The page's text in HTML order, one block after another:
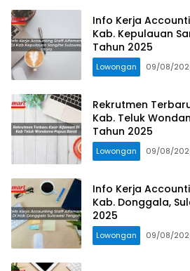
Info Kerja
Kab. Kepulauan
Tahun 2025
Lowongan 09/08/
Rekrutmen
Kab. Teluk
Tahun 2025
Lowongan 09/08/
Info Kerja
Kab. Donggala,
2025
Lowongan 09/08/